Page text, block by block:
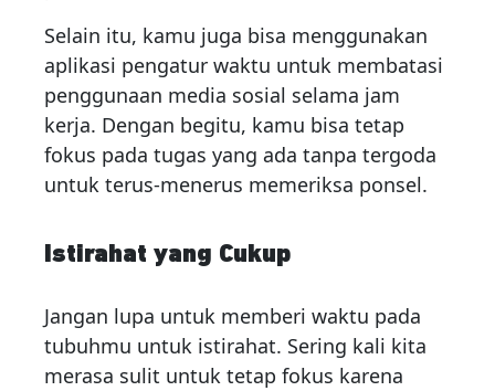
Selain itu, kamu juga bisa menggunakan
aplikasi pengatur waktu untuk membatasi
penggunaan media sosial selama jam
kerja. Dengan begitu, kamu bisa tetap
fokus pada tugas yang ada tanpa tergoda
untuk terus-menerus memeriksa ponsel.
Istirahat yang Cukup
Jangan lupa untuk memberi waktu pada
tubuhmu untuk istirahat. Sering kali kita
merasa sulit untuk tetap fokus karena